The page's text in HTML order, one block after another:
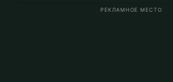
РЕКЛАМНОЕ МЕСТО